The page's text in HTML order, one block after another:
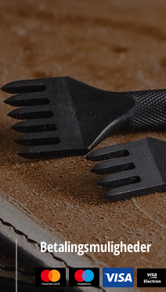
Betalingsmuligheder